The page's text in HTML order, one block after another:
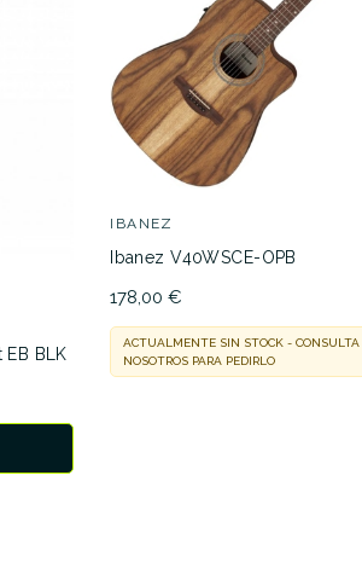
BLK
IBANEZ
Ibanez V40WSCE-OPB
178,00 €
ACTUALMENTE SIN STOCK - CONSULTA
NOSOTROS PARA PEDIRLO